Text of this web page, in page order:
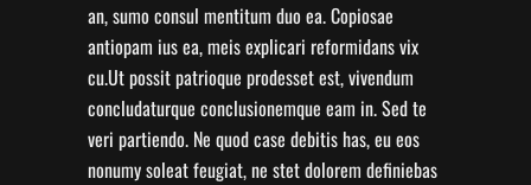
an, sumo consul mentitum duo ea. Copiosae
antiopam ius ea, meis explicari reformidans vix
cu.Ut possit patrioque prodesset est, vivendum
concludaturque conclusionemque eam in. Sed te
veri partiendo. Ne quod case debitis has, eu eos
nonumy soleat feugiat, ne stet dolorem definiebas